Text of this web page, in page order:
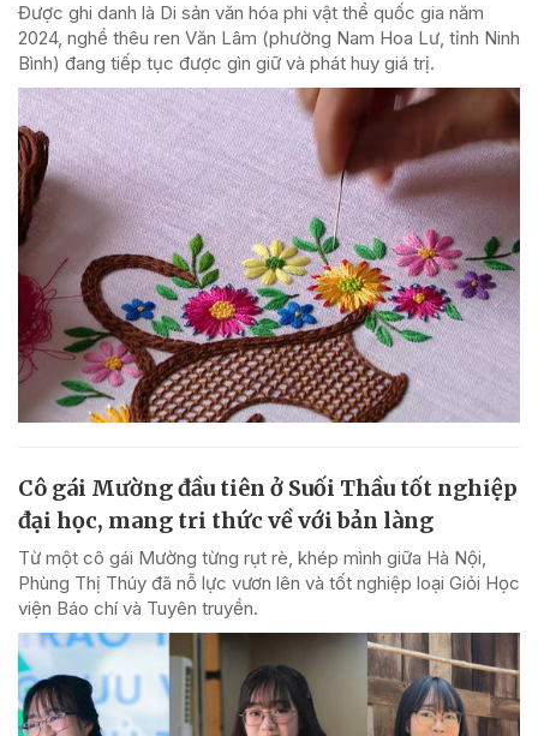
Được ghi danh là Di sản văn hóa phi vật thể quốc gia năm
2024, nghề thêu ren Văn Lâm (phường Nam Hoa Lư, tỉnh Ninh
Bình) đang tiếp tục được gìn giữ và phát huy giá trị.
Cô gái Mường đầu tiên ở Suối Thầu tốt nghiệp
đại học, mang tri thức về với bản làng
Từ một cô gái Mường từng rụt rè, khép mình giữa Hà Nội,
Phùng Thị Thúy đã nỗ lực vươn lên và tốt nghiệp loại Giỏi Học
viện Báo chí và Tuyên truyền.